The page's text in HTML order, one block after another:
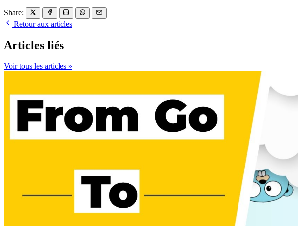
Share:
Retour aux articles
Articles liés
Voir tous les articles »